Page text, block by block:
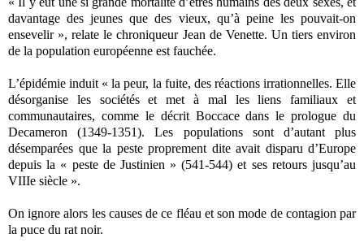
davantage des jeunes que des vieux, qu’à peine les pouvait-on
ensevelir », relate le chroniqueur Jean de Venette. Un tiers environ
de la population européenne est fauchée.
L’épidémie induit « la peur, la fuite, des réactions irrationnelles. Elle
désorganise les sociétés et met à mal les liens familiaux et
communautaires, comme le décrit Boccace dans le prologue du
Decameron (1349-1351). Les populations sont d’autant plus
désemparées que la peste proprement dite avait disparu d’Europe
depuis la « peste de Justinien » (541-544) et ses retours jusqu’au
VIIIe siècle ».
On ignore alors les causes de ce fléau et son mode de contagion par
la puce du rat noir.